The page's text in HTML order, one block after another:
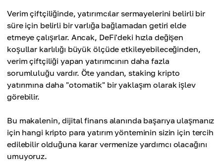
Verim çiftçiliğinde, yatırımcılar sermayelerini belirli bir
süre için belirli bir varlığa bağlamadan getiri elde
etmeye çalışırlar. Ancak, DeFi'deki hızla değişen
koşullar karlılığı büyük ölçüde etkileyebileceğinden,
verim çiftçiliği yapan yatırımcının daha fazla
sorumluluğu vardır. Öte yandan, staking kripto
yatırımına daha "otomatik" bir yaklaşım olarak işlev
görebilir.
Bu makalenin, dijital finans alanında başarıya ulaşmanız
için hangi kripto para yatırım yönteminin sizin için tercih
edilebilir olduğuna karar vermenize yardımcı olacağını
umuyoruz.